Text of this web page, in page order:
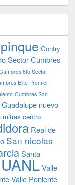
Contry
SectorCumbres
Cumbres 6to Sector
Elite Premier
Cumbres San
Guadalupe nuevo
mitras centro
Real de
San nicolas
Santa
UANLValle
Valle Poniente